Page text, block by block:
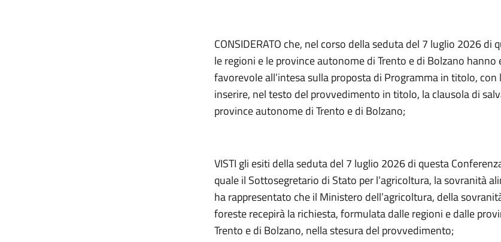
CONSIDERATO che, nel corso della seduta del 7 luglio 2026 di
le regioni e le province autonome di Trento e di Bolzano hanno
favorevole all’intesa sulla proposta di Programma in titolo, con
inserire, nel testo del provvedimento in titolo, la clausola di
province autonome di Trento e di Bolzano;
VISTI gli esiti della seduta del 7 luglio 2026 di questa
quale il Sottosegretario di Stato per l’agricoltura, la sovranità
ha rappresentato che il Ministero dell’agricoltura, della
foreste recepirà la richiesta, formulata dalle regioni e dalle
Trento e di Bolzano, nella stesura del provvedimento;